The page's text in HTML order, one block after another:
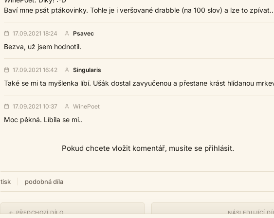
Baví mne psát ptákovinky. Tohle je i veršované drabble (na 100 slov) a lze to
17.09.2021 18:24 Psavec
Bezva, už jsem hodnotil.
17.09.2021 16:42 Singularis
Také se mi ta myšlenka líbí. Ušák dostal zavyučenou a přestane krást hlídanou
17.09.2021 10:37 WinePoet
Moc pěkná. Líbila se mi..
Pokud chcete vložit komentář, musíte se přihlásit.
tisk podobná díla
← PŘEDCHOZÍ DÍLO NÁSLEDUJÍCÍ